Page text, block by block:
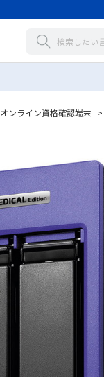
オンライン資格確認端末 >